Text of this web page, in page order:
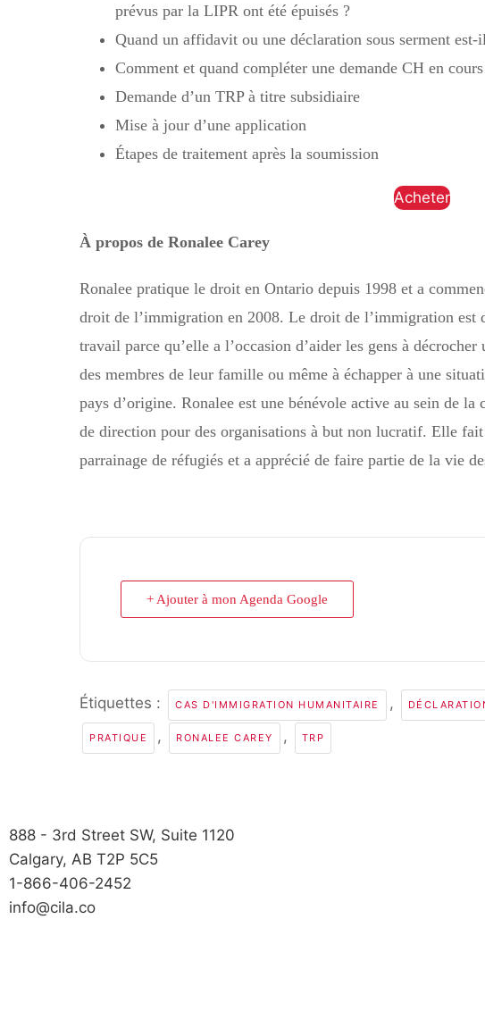
prévus par la LIPR ont été épuisés ?
Quand un affidavit ou une déclaration sous serment est-
Comment et quand compléter une demande CH en
Demande d’un TRP à titre subsidiaire
Mise à jour d’une application
Étapes de traitement après la soumission
Acheter
À propos de Ronalee Carey
Ronalee pratique le droit en Ontario depuis 1998 et a
droit de l’immigration en 2008. Le droit de l’immigration est
travail parce qu’elle a l’occasion d’aider les gens à
des membres de leur famille ou même à échapper à une
pays d’origine. Ronalee est une bénévole active au sein de
de direction pour des organisations à but non lucratif. Elle
parrainage de réfugiés et a apprécié de faire partie de la vie
+ Ajouter à mon Agenda Google
Étiquettes : CAS D'IMMIGRATION HUMANITAIRE ,
PRATIQUE , RONALEE CAREY , TRP
888 - 3rd Street SW, Suite 1120
Calgary, AB T2P 5C5
1-866-406-2452
info@cila.co